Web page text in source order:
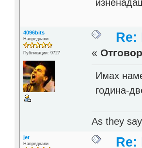
4096bits
Напреднали
Публикации: 9727
Re:
«
Имах
година-
As they
jet
Напреднали Re: